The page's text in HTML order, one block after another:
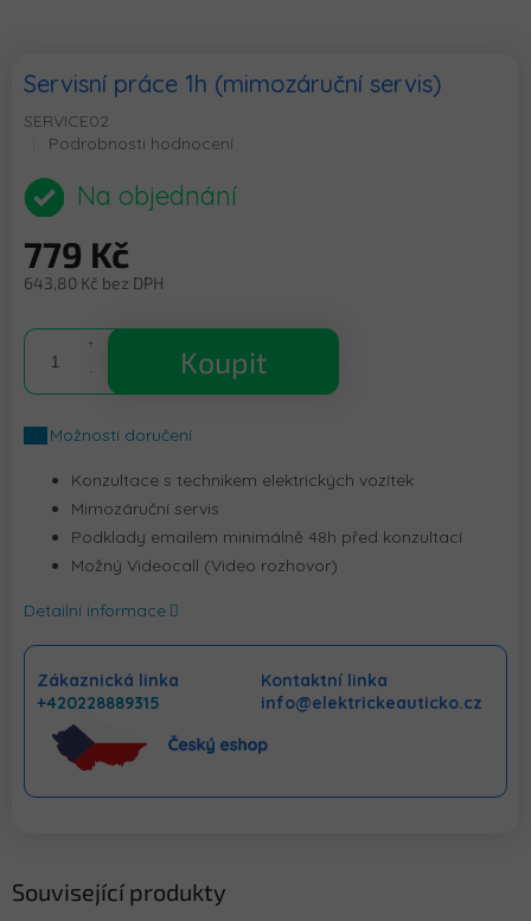
Servisní práce 1h (mimozáruční servis)
SERVICE02
Průměrné
produktu
je
z
5
Podrobnosti hodnocení
Na objednání
779 Kč
643,80 Kč bez DPH
cena:
Koupit
Možnosti doručení
Konzultace s technikem elektrických vozítek
Mimozáruční servis
Podklady emailem minimálně 48h před konzultací
Možný Videocall (Video rozhovor)
Detailní informace
Zákaznická linka
+420228889315
Kontaktní linka
info@elektrickeauticko.cz
Související produkty